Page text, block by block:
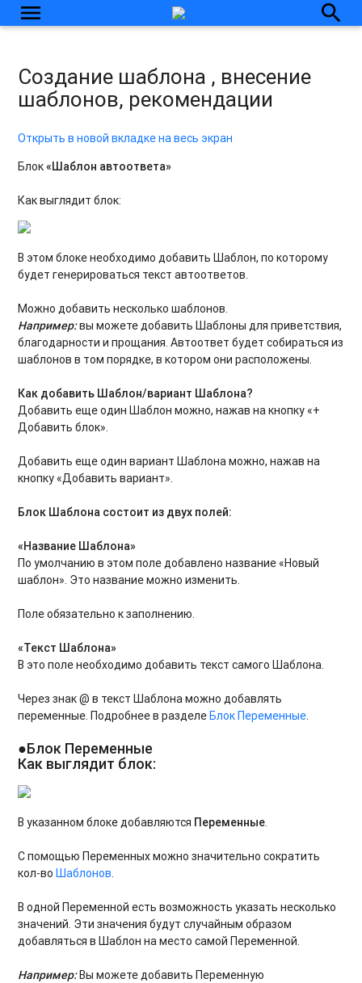
menu search
Создание шаблона , внесение
шаблонов, рекомендации
Открыть в новой вкладке на весь экран
Блок«Шаблон автоответа»
Как выглядит блок:
В этом блоке необходимо добавить Шаблон, по которому
будет генерироваться текст автоответов.
Можно добавить несколько шаблонов.
Например:вы можете добавить Шаблоны для приветствия,
благодарности и прощания. Автоответ будет собираться из
шаблонов в том порядке, в котором они расположены.
Как добавить Шаблон/вариант Шаблона?
Добавить еще один Шаблон можно, нажав на кнопку «+
Добавить блок».
Добавить еще один вариант Шаблона можно, нажав на
кнопку «Добавить вариант».
Блок Шаблона состоит из двух полей:
«Название Шаблона»
По умолчанию в этом поле добавлено название «Новый
шаблон». Это название можно изменить.
Поле обязательно к заполнению.
«Текст Шаблона»
В это поле необходимо добавить текст самого Шаблона.
Через знак @ в текст Шаблона можно добавлять
переменные. Подробнее в разделеБлок Переменные.
●Блок Переменные
Как выглядит блок:
В указанном блоке добавляются Переменные.
С помощью Переменных можно значительно сократить
кол-воШаблонов.
В одной Переменной есть возможность указать несколько
значений. Эти значения будут случайным образом
добавляться в Шаблон на место самой Переменной.
Например:Вы можете добавить Переменную